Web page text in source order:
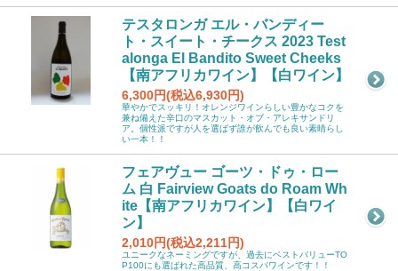
テスタロンガ エル・バンディー
ト・スイート・チークス 2023 Test
alonga El Bandito Sweet Cheeks
【南アフリカワイン】【白ワイン】
6,300円(税込6,930円)
華やかでスッキリ！オレンジワインらしい豊かなコクを
兼ね備えた辛口のマスカット・オブ・アレキサンドリ
ア。個性派ですが人を選ばず誰が飲んでも良い素晴らし
い一本！！
フェアヴュー ゴーツ・ドゥ・ロー
ム 白 Fairview Goats do Roam Wh
ite【南アフリカワイン】【白ワイ
ン】
2,010円(税込2,211円)
ユニークなネーミングですが、過去にベストバリューTO
P100にも選ばれた高品質、高コスパワインです！！